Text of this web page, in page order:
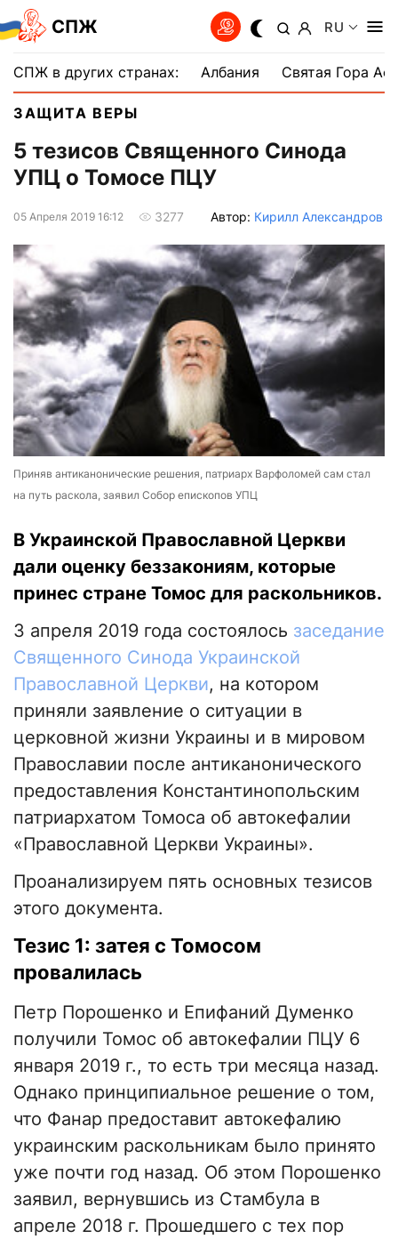
СПЖ RU
СПЖ в других странах: Албания Святая Гора
ЗАЩИТА ВЕРЫ
5 тезисов Священного Синода
УПЦ о Томосе ПЦУ
05 Апреля 2019 16:12 3277 Автор: Кирилл Александров
Приняв антиканонические решения, патриарх Варфоломей сам стал
на путь раскола, заявил Собор епископов УПЦ
В Украинской Православной Церкви
дали оценку беззакониям, которые
принес стране Томос для раскольников.
3 апреля 2019 года состоялось заседание
Священного Синода Украинской
Православной Церкви, на котором
приняли заявление о ситуации в
церковной жизни Украины и в мировом
Православии после антиканонического
предоставления Константинопольским
патриархатом Томоса об автокефалии
«Православной Церкви Украины».
Проанализируем пять основных тезисов
этого документа.
Тезис 1: затея с Томосом
провалилась
Петр Порошенко и Епифаний Думенко
получили Томос об автокефалии ПЦУ 6
января 2019 г., то есть три месяца назад.
Однако принципиальное решение о том,
что Фанар предоставит автокефалию
украинским раскольникам было принято
уже почти год назад. Об этом Порошенко
заявил, вернувшись из Стамбула в
апреле 2018 г. Прошедшего с тех пор